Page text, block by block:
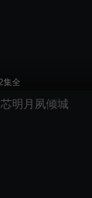
集全
明月夙倾城